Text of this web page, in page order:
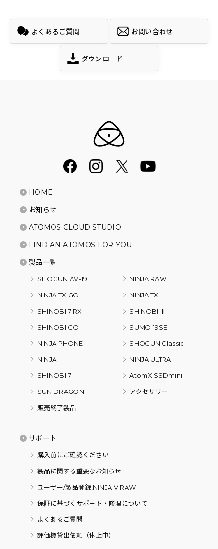
よくあるご質問 お問い合わせ
ダウンロード
HOME
お知らせ
ATOMOS CLOUD STUDIO
FIND AN ATOMOS FOR YOU
製品一覧
SHOGUN AV-19 NINJA RAW
NINJA TX GO NINJA TX
SHINOBI 7 RX SHINOBI Ⅱ
SHINOBI GO SUMO 19SE
NINJA PHONE SHOGUN Classic
NINJA NINJA ULTRA
SHINOBI 7 AtomX SSDmini
SUN DRAGON アクセサリー
販売終了製品
サポート
購入前にご確認ください
製品に関する重要なお知らせ
ユーザー/製品登録,NINJA V RAW
保証に基づくサポート・修理について
よくあるご質問
評価機貸出依頼（休止中）